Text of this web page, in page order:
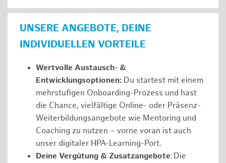
UNSERE ANGEBOTE, DEINE
INDIVIDUELLEN VORTEILE
Wertvolle Austausch- &
Entwicklungsoptionen: Du startest mit einem
mehrstufigen Onboarding-Prozess und hast
die Chance, vielfältige Online- oder Präsenz-
Weiterbildungsangebote wie Mentoring und
Coaching zu nutzen – vorne voran ist auch
unser digitaler HPA-Learning-Port.
Deine Vergütung & Zusatzangebote: Die